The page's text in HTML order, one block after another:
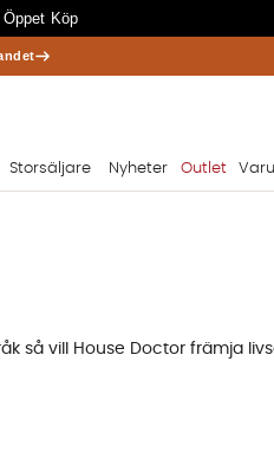
Köp
Storsäljare Nyheter Outlet
så vill House Doctor främja